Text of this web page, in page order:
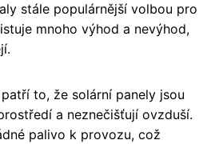
stále populárnější volbou pro
mnoho výhod a nevýhod,
to, že solární panely jsou
a neznečišťují ovzduší.
palivo k provozu, což